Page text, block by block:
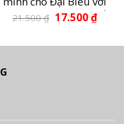
Hoa cài ngực Tinh Tế
21.500₫ Giá
gốc
17.500₫Giá
hiện